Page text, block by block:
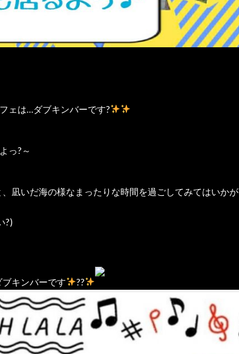
ェは…ダブキンバーです?
っ?～
凪いだ海の様なまったりな時間を過ごしてみてはいかが
?)
ブキンバーです ??